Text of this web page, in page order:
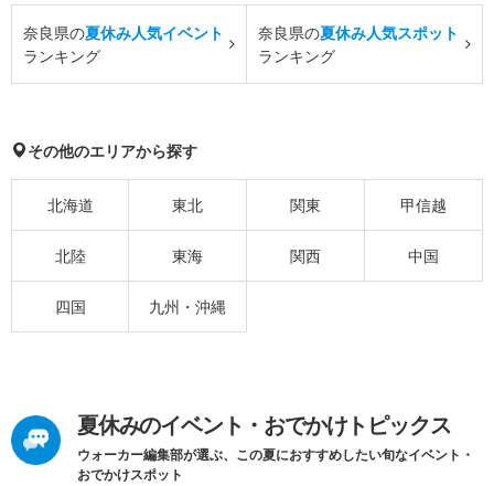
奈良県の夏休み人気イベント
ランキング
奈良県の夏休み人気スポット
ランキング
その他のエリアから探す
北海道 東北 関東 甲信越
北陸 東海 関西 中国
四国 九州・沖縄
夏休みのイベント・おでかけトピックス
ウォーカー編集部が選ぶ、この夏におすすめしたい旬なイベント・
おでかけスポット